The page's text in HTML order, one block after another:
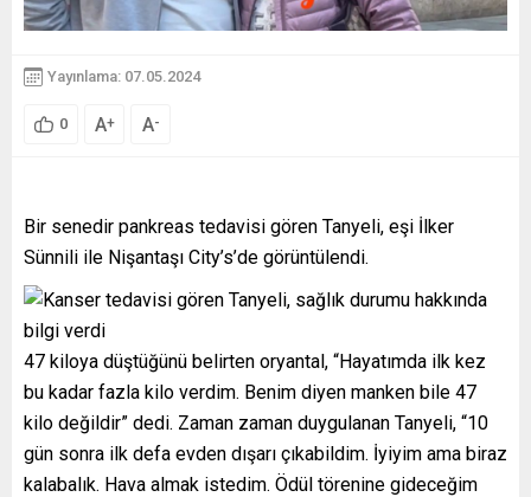
Yayınlama: 07.05.2024
0 A+ A-
Bir senedir pankreas tedavisi gören Tanyeli, eşi İlker
Sünnili ile Nişantaşı City’s’de görüntülendi.
47 kiloya düştüğünü belirten oryantal, “Hayatımda ilk kez
bu kadar fazla kilo verdim. Benim diyen manken bile 47
kilo değildir” dedi. Zaman zaman duygulanan Tanyeli, “10
gün sonra ilk defa evden dışarı çıkabildim. İyiyim ama biraz
kalabalık. Hava almak istedim. Ödül törenine gideceğim